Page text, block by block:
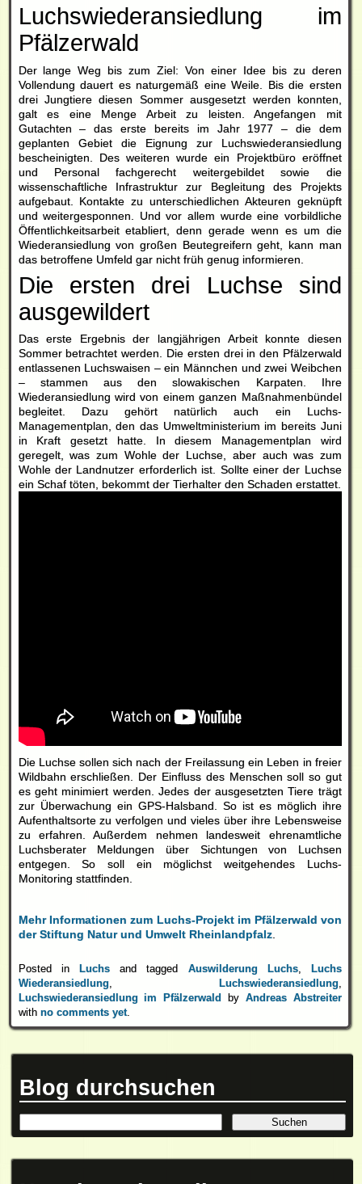
Luchswiederansiedlung im
Pfälzerwald
Der lange Weg bis zum Ziel: Von einer Idee bis zu deren
Vollendung dauert es naturgemäß eine Weile. Bis die ersten
drei Jungtiere diesen Sommer ausgesetzt werden konnten,
galt es eine Menge Arbeit zu leisten. Angefangen mit
Gutachten – das erste bereits im Jahr 1977 – die dem
geplanten Gebiet die Eignung zur Luchswiederansiedlung
bescheinigten. Des weiteren wurde ein Projektbüro eröffnet
und Personal fachgerecht weitergebildet sowie die
wissenschaftliche Infrastruktur zur Begleitung des Projekts
aufgebaut. Kontakte zu unterschiedlichen Akteuren geknüpft
und weitergesponnen. Und vor allem wurde eine vorbildliche
Öffentlichkeitsarbeit etabliert, denn gerade wenn es um die
Wiederansiedlung von großen Beutegreifern geht, kann man
das betroffene Umfeld gar nicht früh genug informieren.
Die ersten drei Luchse sind
ausgewildert
Das erste Ergebnis der langjährigen Arbeit konnte diesen
Sommer betrachtet werden. Die ersten drei in den Pfälzerwald
entlassenen Luchswaisen – ein Männchen und zwei Weibchen
– stammen aus den slowakischen Karpaten. Ihre
Wiederansiedlung wird von einem ganzen Maßnahmenbündel
begleitet. Dazu gehört natürlich auch ein Luchs-
Managementplan, den das Umweltministerium im bereits Juni
in Kraft gesetzt hatte. In diesem Managementplan wird
geregelt, was zum Wohle der Luchse, aber auch was zum
Wohle der Landnutzer erforderlich ist. Sollte einer der Luchse
ein Schaf töten, bekommt der Tierhalter den Schaden erstattet.
Die Luchse sollen sich nach der Freilassung ein Leben in freier
Wildbahn erschließen. Der Einfluss des Menschen soll so gut
es geht minimiert werden. Jedes der ausgesetzten Tiere trägt
zur Überwachung ein GPS-Halsband. So ist es möglich ihre
Aufenthaltsorte zu verfolgen und vieles über ihre Lebensweise
zu erfahren. Außerdem nehmen landesweit ehrenamtliche
Luchsberater Meldungen über Sichtungen von Luchsen
entgegen. So soll ein möglichst weitgehendes Luchs-
Monitoring stattfinden.
Mehr Informationen zum Luchs-Projekt im Pfälzerwald von
der Stiftung Natur und Umwelt Rheinlandpfalz.
Posted in Luchsand tagged Auswilderung Luchs, Luchs
Wiederansiedlung, Luchswiederansiedlung,
Luchswiederansiedlung im Pfälzerwald byAndreas Abstreiter
with no comments yet.
Blog durchsuchen